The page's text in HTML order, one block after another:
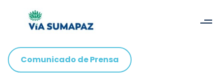
Comunicado de Prensa